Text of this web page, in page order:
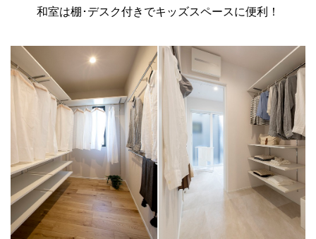
和室は棚･デスク付きでキッズスペースに便利！